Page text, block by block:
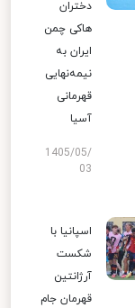
دختران
هاکی چمن
ایران به
نیمه‌نهایی
قهرمانی
آسیا
1405/05/
03
اسپانیا با
شکست
آرژانتین
قهرمان جام